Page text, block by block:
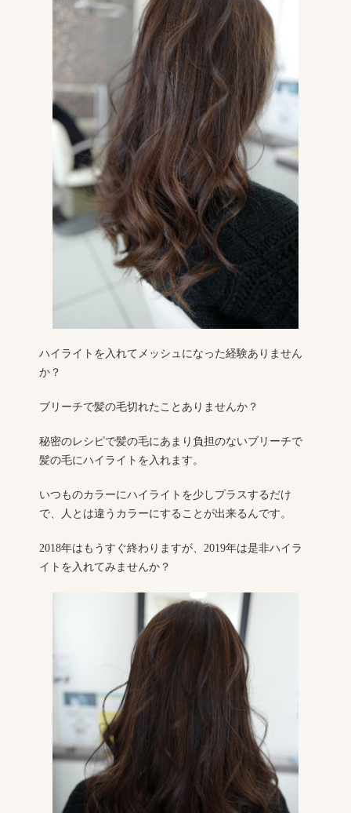
ハイライトを入れてメッシュになった経験ありません
か？
ブリーチで髪の毛切れたことありませんか？
秘密のレシピで髪の毛にあまり負担のないブリーチで
髪の毛にハイライトを入れます。
いつものカラーにハイライトを少しプラスするだけ
で、人とは違うカラーにすることが出来るんです。
2018年はもうすぐ終わりますが、2019年は是非ハイラ
イトを入れてみませんか？